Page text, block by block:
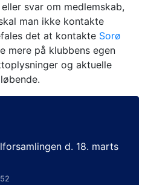
svar om medlemskab,
man ikke kontakte
det at kontakte Sorø
mere på klubbens egen
og aktuelle
d. 18. marts